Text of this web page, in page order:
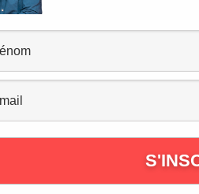
?
niveau de français
sans dépenser
officielle, mais elles
de niveau de français en ligne.